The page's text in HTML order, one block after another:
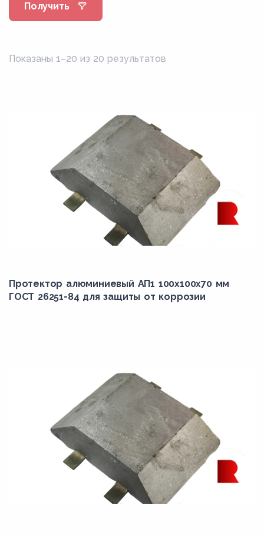
П-КОА-5-1
П-РОА-11
П-РОА-5
П-РОА-8
Получить
Показаны 1–20 из 20 результатов
Протектор алюминиевый АП1 100х100х70 мм
ГОСТ 26251-84 для защиты от коррозии